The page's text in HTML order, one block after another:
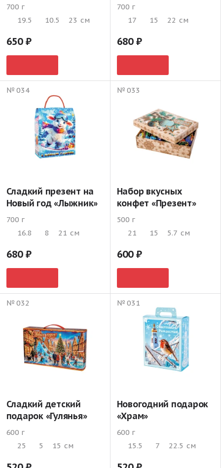
700 г
19.5
10.5 23 см
650
700 г
17
15 22 см
680
№ 034
Сладкий презент на
Новый год «Лыжник»
700 г
16.8
8 21 см
680
№ 033
Набор вкусных
конфет «Презент»
500 г
21
15 5.7 см
600
№ 032
Сладкий детский
подарок «Гулянья»
600 г
25
5 15 см
№ 031
Новогодний подарок
«Храм»
600 г
15.5
7 22.5 см